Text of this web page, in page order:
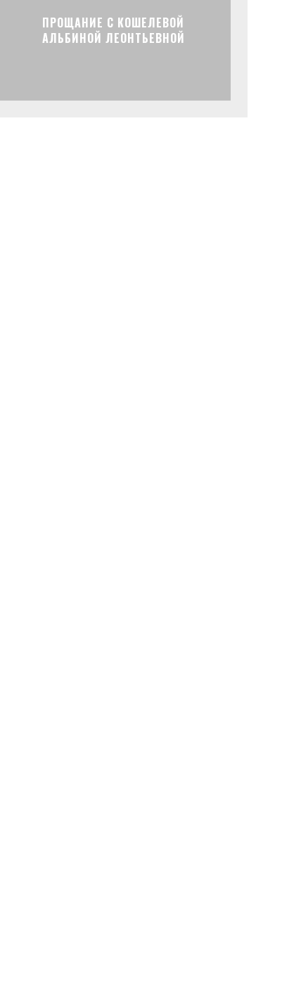
ПРОЩАНИЕ С КОШЕЛЕВОЙ
АЛЬБИНОЙ ЛЕОНТЬЕВНОЙ